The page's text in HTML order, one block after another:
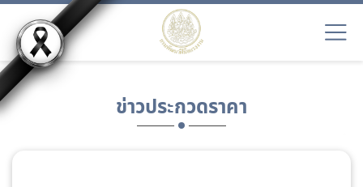
ข่าวประกวดราคา